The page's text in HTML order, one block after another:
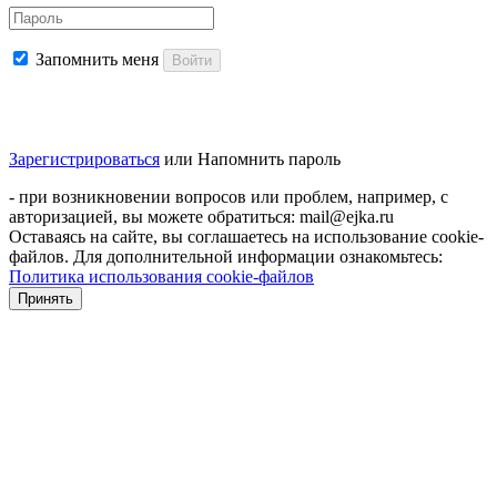
Запомнить меня Войти
Зарегистрироваться или Напомнить пароль
- при возникновении вопросов или проблем, например, с
авторизацией, вы можете обратиться: mail@ejka.ru
Оставаясь на сайте, вы соглашаетесь на использование cookie-
файлов. Для дополнительной информации ознакомьтесь:
Политика использования cookie-файлов
Принять